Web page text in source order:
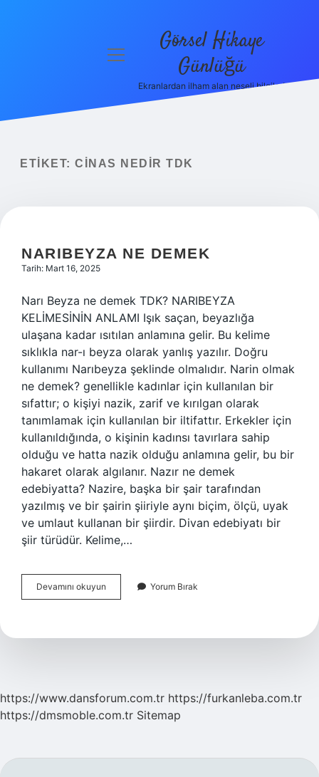
menüyü
Görsel Hikaye
Günlüğü
Ekranlardan ilham alan neşeli bilgiler!
ETIKET: CINAS NEDIR TDK
NARIBEYZA NE DEMEK
Tarih: Mart 16, 2025
Narı Beyza ne demek TDK? NARIBEYZA
KELİMESİNİN ANLAMI Işık saçan, beyazlığa
ulaşana kadar ısıtılan anlamına gelir. Bu kelime
sıklıkla nar-ı beyza olarak yanlış yazılır. Doğru
kullanımı Narıbeyza şeklinde olmalıdır. Narin olmak
ne demek? genellikle kadınlar için kullanılan bir
sıfattır; o kişiyi nazik, zarif ve kırılgan olarak
tanımlamak için kullanılan bir iltifattır. Erkekler için
kullanıldığında, o kişinin kadınsı tavırlara sahip
olduğu ve hatta nazik olduğu anlamına gelir, bu bir
hakaret olarak algılanır. Nazır ne demek
edebiyatta? Nazire, başka bir şair tarafından
yazılmış ve bir şairin şiiriyle aynı biçim, ölçü, uyak
ve umlaut kullanan bir şiirdir. Divan edebiyatı bir
şiir türüdür. Kelime,…
Devamını okuyun Narıbeyza
Ne
Yorum Bırak
https://www.dansforum.com.tr https://furkanleba.com.tr
https://dmsmoble.com.tr Sitemap